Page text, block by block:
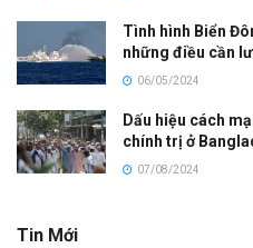
Tình hình Biển
những điều cần
06/05/2024
Dấu hiệu cách
chính trị ở
07/08/2024
Tin Mới